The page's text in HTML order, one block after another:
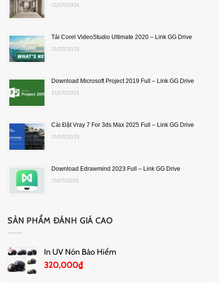
12/07/2026
Tải Corel VideoStudio Ultimate 2020 – Link GG Drive
21/07/2025
Download Microsoft Project 2019 Full – Link GG Drive
21/07/2025
Cài Đặt Vray 7 For 3ds Max 2025 Full – Link GG Drive
21/07/2025
Download Edrawmind 2023 Full – Link GG Drive
17/07/2025
SẢN PHẨM ĐÁNH GIÁ CAO
In UV Nón Bảo Hiểm
320,000₫